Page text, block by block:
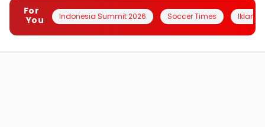
For
You
Indonesia Summit 2026 Soccer Times Iklanin